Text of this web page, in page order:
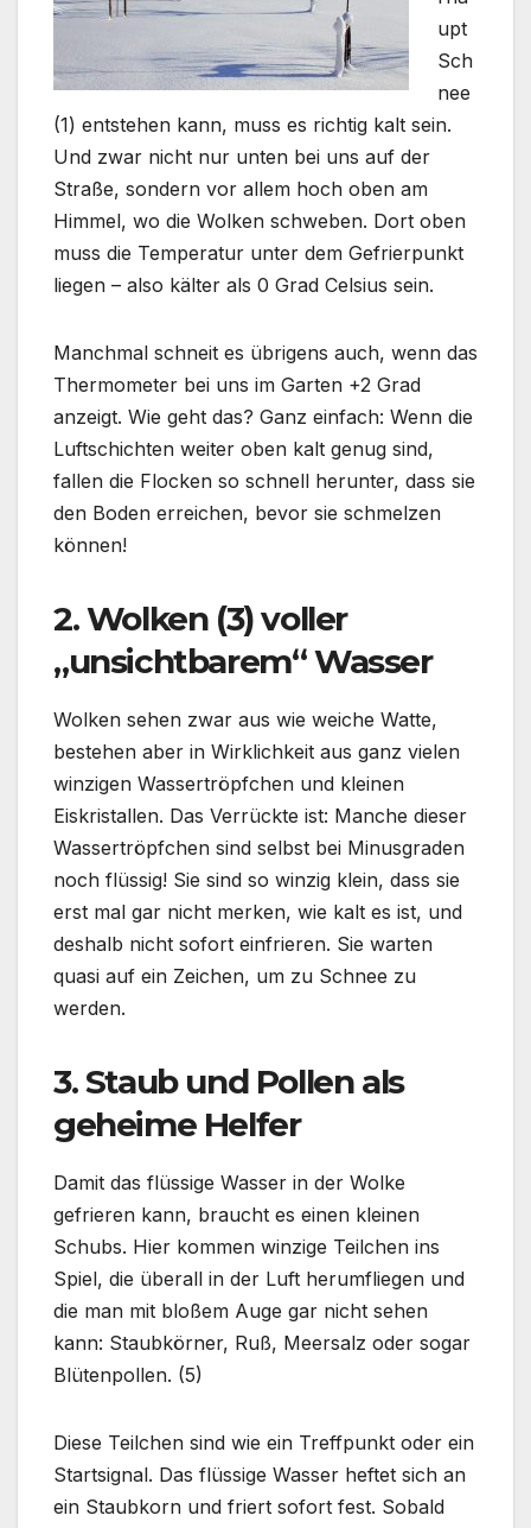
upt
Sch
nee
(1) entstehen kann, muss es richtig kalt sein.
Und zwar nicht nur unten bei uns auf der
Straße, sondern vor allem hoch oben am
Himmel, wo die Wolken schweben. Dort oben
muss die Temperatur unter dem Gefrierpunkt
liegen – also kälter als 0 Grad Celsius sein.
Manchmal schneit es übrigens auch, wenn das
Thermometer bei uns im Garten +2 Grad
anzeigt. Wie geht das? Ganz einfach: Wenn die
Luftschichten weiter oben kalt genug sind,
fallen die Flocken so schnell herunter, dass sie
den Boden erreichen, bevor sie schmelzen
können!
2. Wolken (3) voller
„unsichtbarem“ Wasser
Wolken sehen zwar aus wie weiche Watte,
bestehen aber in Wirklichkeit aus ganz vielen
winzigen Wassertröpfchen und kleinen
Eiskristallen. Das Verrückte ist: Manche dieser
Wassertröpfchen sind selbst bei Minusgraden
noch flüssig! Sie sind so winzig klein, dass sie
erst mal gar nicht merken, wie kalt es ist, und
deshalb nicht sofort einfrieren. Sie warten
quasi auf ein Zeichen, um zu Schnee zu
werden.
3. Staub und Pollen als
geheime Helfer
Damit das flüssige Wasser in der Wolke
gefrieren kann, braucht es einen kleinen
Schubs. Hier kommen winzige Teilchen ins
Spiel, die überall in der Luft herumfliegen und
die man mit bloßem Auge gar nicht sehen
kann: Staubkörner, Ruß, Meersalz oder sogar
Blütenpollen. (5)
Diese Teilchen sind wie ein Treffpunkt oder ein
Startsignal. Das flüssige Wasser heftet sich an
ein Staubkorn und friert sofort fest. Sobald